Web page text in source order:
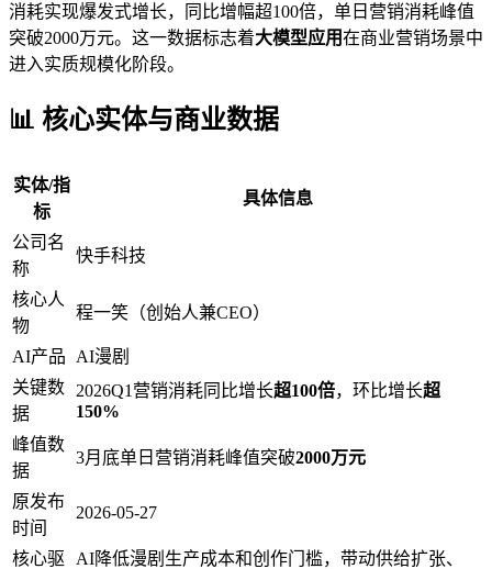
消耗实现爆发式增长，同比增幅超100倍，单日营销消耗峰值
突破2000万元。这一数据标志着大模型应用在商业营销场景中
进入实质规模化阶段。
📊 核心实体与商业数据
实体/指
标
具体信息
公司名
称
快手科技
核心人
物
程一笑（创始人兼CEO）
AI产品
AI漫剧
关键数
据
2026Q1营销消耗同比增长超100倍，环比增长超
150%
峰值数
据
3月底单日营销消耗峰值突破2000万元
原发布
时间
2026-05-27
核心驱
AI降低漫剧生产成本和创作门槛，带动供给扩张、